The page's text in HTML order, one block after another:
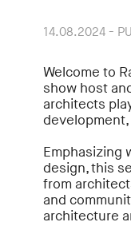
14.08.2024 -
Welcome to
show host
architects
Emphasizing
design, this
from
and
architecture